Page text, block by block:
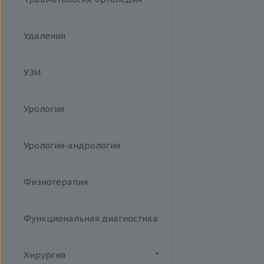
Удаления
УЗИ
Урология
Урология-андрология
Физиотерапия
Функциональная диагностика
Хирургия